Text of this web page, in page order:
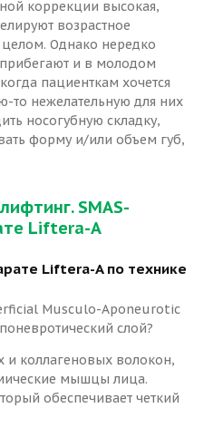
коррекции высокая,
возрастное
Однако нередко
и в молодом
пациенткам хочется
то нежелательную для них
носогубную складку,
форму и/или объем губ,
SMAS-
Liftera-A
Liftera-A по технике
Musculo-Aponeurotic
слой?
и коллагеновых волокон,
мышцы лица.
обеспечивает четкий